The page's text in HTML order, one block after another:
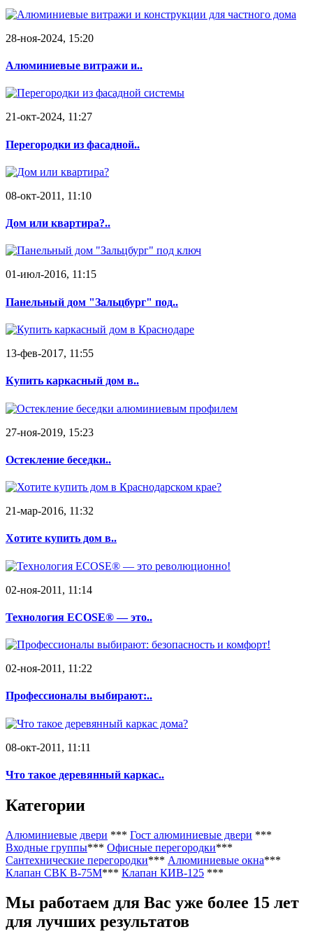
28-ноя-2024, 15:20
Алюминиевые витражи и..
21-окт-2024, 11:27
Перегородки из фасадной..
08-окт-2011, 11:10
Дом или квартира?..
01-июл-2016, 11:15
Панельный дом "Зальцбург" под..
13-фев-2017, 11:55
Купить каркасный дом в..
27-ноя-2019, 15:23
Остекление беседки..
21-мар-2016, 11:32
Хотите купить дом в..
02-ноя-2011, 11:14
Технология ECOSE® — это..
02-ноя-2011, 11:22
Профессионалы выбирают:..
08-окт-2011, 11:11
Что такое деревянный каркас..
Категории
Алюминиевые двери *** Гост алюминиевые двери ***
Входные группы*** Офисные перегородки***
Сантехнические перегородки*** Алюминиевые окна***
Клапан СВК В-75М*** Клапан КИВ-125 ***
Мы работаем для Вас уже более 15 лет
для лучших результатов